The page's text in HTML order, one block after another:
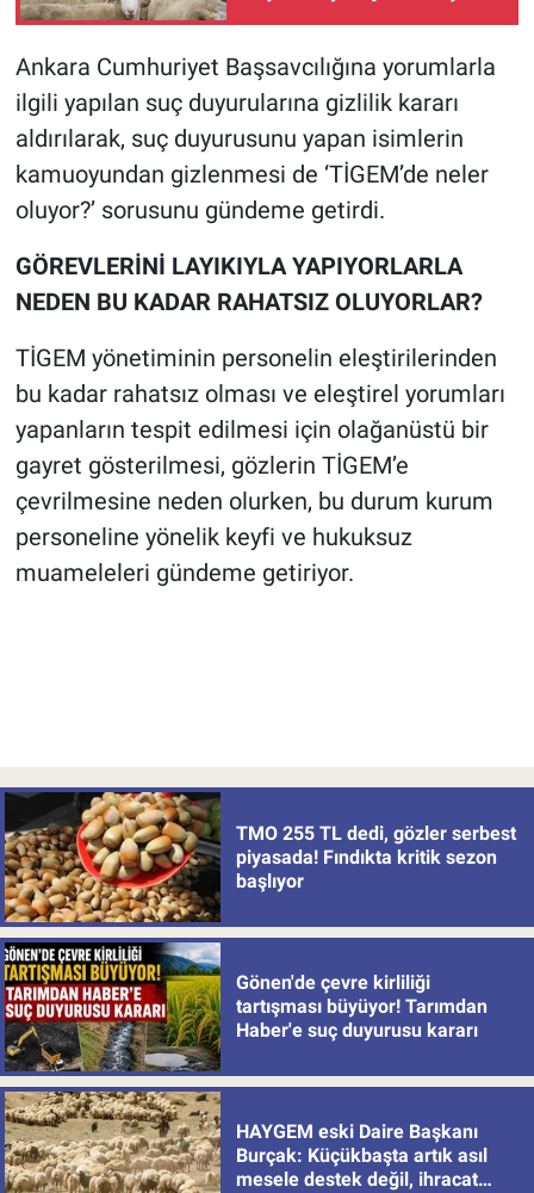
artırmayla satacak
Ankara Cumhuriyet Başsavcılığına yorumlarla
ilgili yapılan suç duyurularına gizlilik kararı
aldırılarak, suç duyurusunu yapan isimlerin
kamuoyundan gizlenmesi de ‘TİGEM’de neler
oluyor?’ sorusunu gündeme getirdi.
GÖREVLERİNİ LAYIKIYLA YAPIYORLARLA
NEDEN BU KADAR RAHATSIZ OLUYORLAR?
TİGEM yönetiminin personelin eleştirilerinden
bu kadar rahatsız olması ve eleştirel yorumları
yapanların tespit edilmesi için olağanüstü bir
gayret gösterilmesi, gözlerin TİGEM’e
çevrilmesine neden olurken, bu durum kurum
personeline yönelik keyfi ve hukuksuz
muameleleri gündeme getiriyor.
TMO 255 TL dedi, gözler serbest
piyasada! Fındıkta kritik sezon
başlıyor
Gönen'de çevre kirliliği
tartışması büyüyor! Tarımdan
Haber'e suç duyurusu kararı
HAYGEM eski Daire Başkanı
Burçak: Küçükbaşta artık asıl
mesele destek değil, ihracat